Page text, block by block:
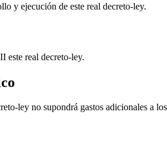
y ejecución de este real decreto-ley.
este real decreto-ley.
ley no supondrá gastos adicionales a